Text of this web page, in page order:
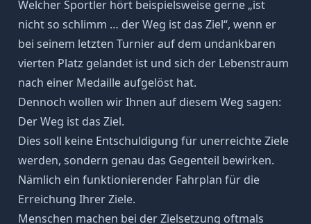
Welcher Sportler hört beispielsweise gerne „ist
nicht so schlimm … der Weg ist das Ziel“, wenn er
bei seinem letzten Turnier auf dem undankbaren
vierten Platz gelandet ist und sich der Lebenstraum
nach einer Medaille aufgelöst hat.
Dennoch wollen wir Ihnen auf diesem Weg sagen:
Der Weg ist das Ziel.
Dies soll keine Entschuldigung für unerreichte Ziele
werden, sondern genau das Gegenteil bewirken.
Nämlich ein funktionierender Fahrplan für die
Erreichung Ihrer Ziele.
Menschen machen bei der Zielsetzung oftmals